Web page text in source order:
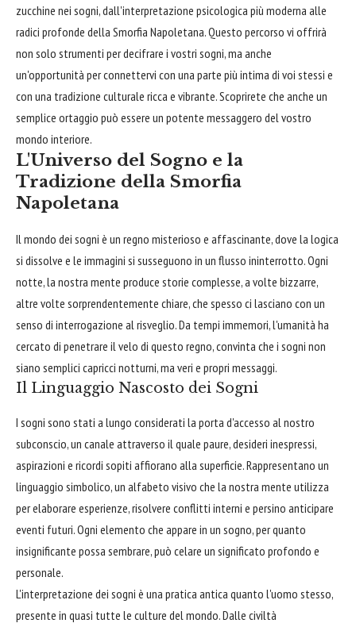
zucchine nei sogni, dall'interpretazione psicologica più moderna alle
radici profonde della Smorfia Napoletana. Questo percorso vi offrirà
non solo strumenti per decifrare i vostri sogni, ma anche
un'opportunità per connettervi con una parte più intima di voi stessi e
con una tradizione culturale ricca e vibrante. Scoprirete che anche un
semplice ortaggio può essere un potente messaggero del vostro
mondo interiore.
L'Universo del Sogno e la
Tradizione della Smorfia
Napoletana
Il mondo dei sogni è un regno misterioso e affascinante, dove la logica
si dissolve e le immagini si susseguono in un flusso ininterrotto. Ogni
notte, la nostra mente produce storie complesse, a volte bizzarre,
altre volte sorprendentemente chiare, che spesso ci lasciano con un
senso di interrogazione al risveglio. Da tempi immemori, l'umanità ha
cercato di penetrare il velo di questo regno, convinta che i sogni non
siano semplici capricci notturni, ma veri e propri messaggi.
Il Linguaggio Nascosto dei Sogni
I sogni sono stati a lungo considerati la porta d'accesso al nostro
subconscio, un canale attraverso il quale paure, desideri inespressi,
aspirazioni e ricordi sopiti affiorano alla superficie. Rappresentano un
linguaggio simbolico, un alfabeto visivo che la nostra mente utilizza
per elaborare esperienze, risolvere conflitti interni e persino anticipare
eventi futuri. Ogni elemento che appare in un sogno, per quanto
insignificante possa sembrare, può celare un significato profondo e
personale.
L'interpretazione dei sogni è una pratica antica quanto l'uomo stesso,
presente in quasi tutte le culture del mondo. Dalle civiltà